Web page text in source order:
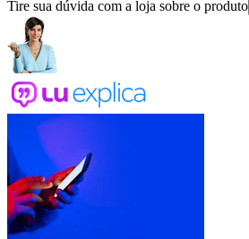
Tire sua dúvida com a loja sobre o produto